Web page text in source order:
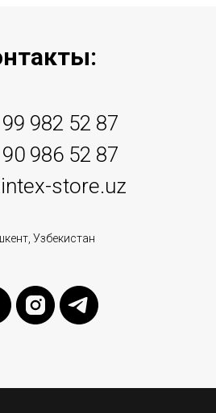
982 52 87
986 52 87
store.uz
Узбекистан